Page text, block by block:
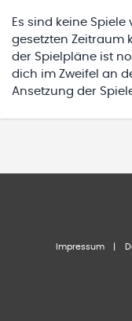
Es sind keine
gesetzten Zeitraum
der Spielpläne ist
dich im Zweifel an
Ansetzung der
Impressum